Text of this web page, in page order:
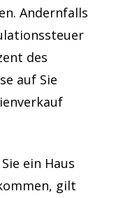
Andernfalls
des
auf Sie
ein Haus
gilt